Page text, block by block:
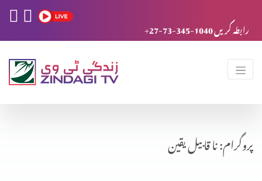
+27-73-345-1040 رابطہ کریں
پروگرام: نا قابیل یقین